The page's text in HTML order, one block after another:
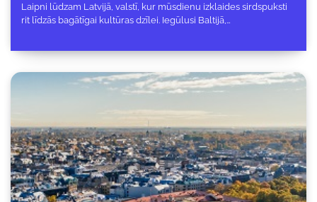
Laipni lūdzam Latvijā, valstī, kur mūsdienu izklaides sirdspuksti
rit līdzās bagātīgai kultūras dzīlei. Iegūlusi Baltijā,…